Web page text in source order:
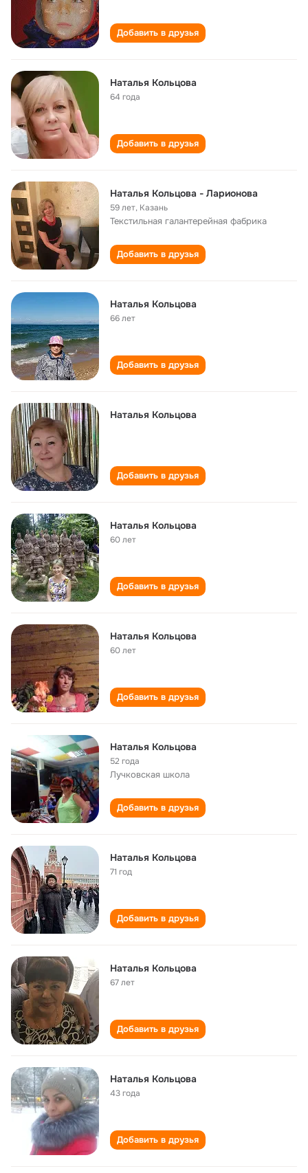
Добавить в друзья
Наталья Кольцова
64 года
Добавить в друзья
Наталья Кольцова - Ларионова
59 лет, Казань
Текстильная галантерейная фабрика
Добавить в друзья
Наталья Кольцова
66 лет
Добавить в друзья
Наталья Кольцова
Добавить в друзья
Наталья Кольцова
60 лет
Добавить в друзья
Наталья Кольцова
60 лет
Добавить в друзья
Наталья Кольцова
52 года
Лучковская школа
Добавить в друзья
Наталья Кольцова
71 год
Добавить в друзья
Наталья Кольцова
67 лет
Добавить в друзья
Наталья Кольцова
43 года
Добавить в друзья